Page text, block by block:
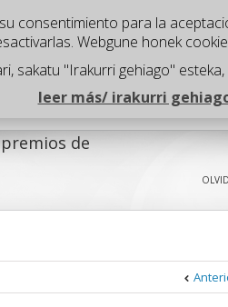
Proyectos
de
consentimiento para la
Webgune honek
sakatu "Irakurri gehiago"
leer más/ irakurri